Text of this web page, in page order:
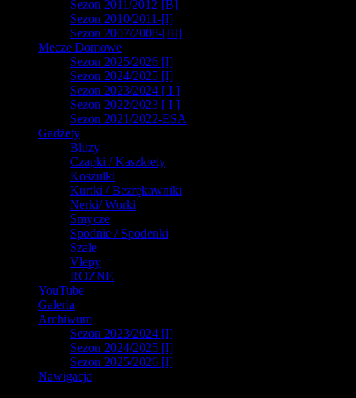
Sezon 2011/2012-[B]
Sezon 2010/2011-[I]
Sezon 2007/2008-[III]
Mecze Domowe
Sezon 2025/2026 [I]
Sezon 2024/2025 [I]
Sezon 2023/2024 [ I ]
Sezon 2022/2023 [ I ]
Sezon 2021/2022-ESA
Gadżety
Bluzy
Czapki / Kaszkiety
Koszulki
Kurtki / Bezrękawniki
Nerki/ Worki
Smycze
Spodnie / Spodenki
Szale
Vlepy
RÓZNE
YouTube
Galeria
Archiwum
Sezon 2023/2024 [I]
Sezon 2024/2025 [I]
Sezon 2025/2026 [I]
Nawigacja